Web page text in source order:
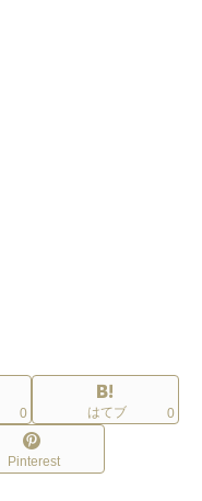
0 はてブ 0
Pinterest